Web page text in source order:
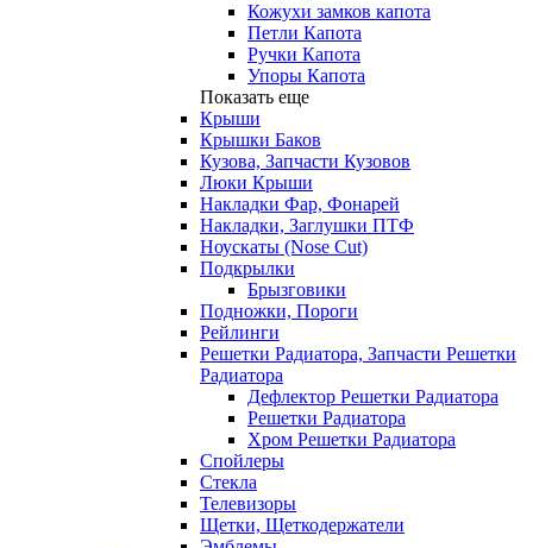
Кожухи замков капота
Петли Капота
Ручки Капота
Упоры Капота
Показать еще
Крыши
Крышки Баков
Кузова, Запчасти Кузовов
Люки Крыши
Накладки Фар, Фонарей
Накладки, Заглушки ПТФ
Ноускаты (Nose Cut)
Подкрылки
Брызговики
Подножки, Пороги
Рейлинги
Решетки Радиатора, Запчасти Решетки
Радиатора
Дефлектор Решетки Радиатора
Решетки Радиатора
Хром Решетки Радиатора
Спойлеры
Стекла
Телевизоры
Щетки, Щеткодержатели